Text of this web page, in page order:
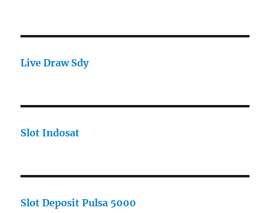
Live Draw Sdy
Slot Indosat
Slot Deposit Pulsa 5000